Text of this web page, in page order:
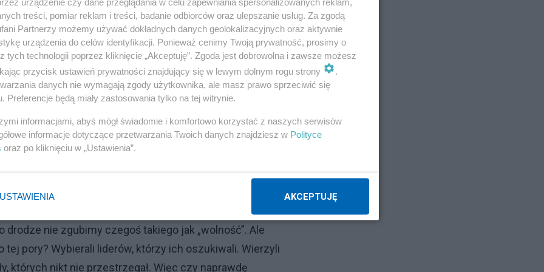
– nie będzie wyborów politycznych, bo AI będzie
wszyscy podporządkują się jedynemu, logicznemu
wszyscy będą równie nieistotni wobec nadrzędnej woli
nie zgubimy czegoś takiego jak „wolność”. Ale
pory? Wybierali liderów, którzy ich oszukiwali. Wierzyli
których nikt nie przestrzegał. Więc czy naprawdę
treści, pomiar reklam i treści, badanie odbiorców oraz ulepszanie usług. Za zgodą
Partnerzy możemy używać dokładnych danych geolokalizacyjnych oraz aktywnie
urządzenia do celów identyfikacji. Ponieważ cenimy Twoją prywatność, prosimy o
tych technologii poprzez kliknięcie „Akceptuję”. Zgoda jest dobrowolna i zawsze możesz
przycisk ustawień prywatności znajdujący się w lewym dolnym rogu strony
.
danych nie wymagają zgody użytkownika, ale masz prawo sprzeciwić się
Preferencje będą miały zastosowania tylko na tej witrynie.
informacjami, abyś mógł świadomie i komfortowo korzystać z naszych serwisów
informacje dotyczące przetwarzania Twoich danych znajdziesz w Polityce
oraz po kliknięciu w „Ustawienia”.
USTAWIENIA AKCEPTUJĘ